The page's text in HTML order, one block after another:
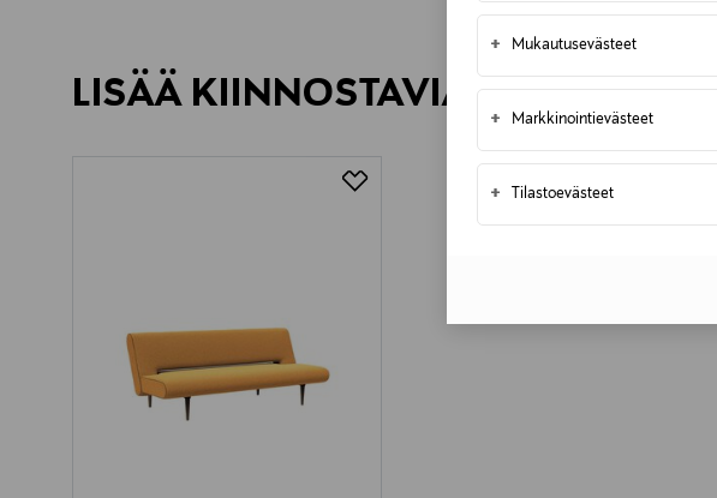
+ Mukautusevästeet
+ Markkinointievästeet
+ Tilastoevästeet
LISÄÄ KIINNOSTAVIA TUOTTEITA